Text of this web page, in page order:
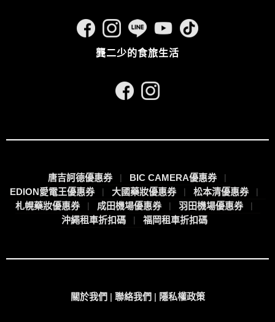
龔二少的食旅生活
唐吉訶德優惠券
BIC CAMERA優惠券
EDION愛電王優惠券
大國藥妝優惠券
松本清優惠券
札幌藥妝優惠券
成田機場優惠券
羽田機場優惠券
沖繩租車折扣碼
福岡租車折扣碼
關於我們 | 聯絡我們 | 隱私權政策